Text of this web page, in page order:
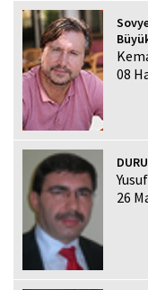
08
26